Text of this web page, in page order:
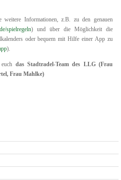
Informationen, z.B. zu den genauen
spielregeln) und über die Möglichkeit die
oder bequem mit Hilfe einer App zu
).
das Stadtradel-Team des LLG (Frau
Frau Mahlke)